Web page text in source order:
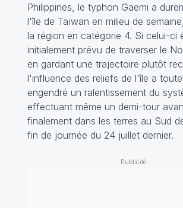
Philippines, le typhon Gaemi a
l'île de Taïwan en milieu de
la région en catégorie 4. Si celui-ci
initialement prévu de traverser le
en gardant une trajectoire plutôt
l'influence des reliefs de l'île a
engendré un ralentissement du
effectuant même un demi-tour
finalement dans les terres au Sud
fin de journée du 24 juillet dernier.